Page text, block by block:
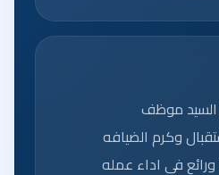
السيد موظف
وكرم الضيافه
في اداء عمله